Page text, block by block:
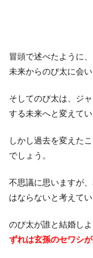
冒頭で述べたように
未来からのび太に会い
そしてのび太は、ジ
する未来へと変えてい
しかし過去を変えた
でしょう。
不思議に思いますが
はならないと考えてい
のび太が誰と結婚し
ずれは玄孫のセワシが